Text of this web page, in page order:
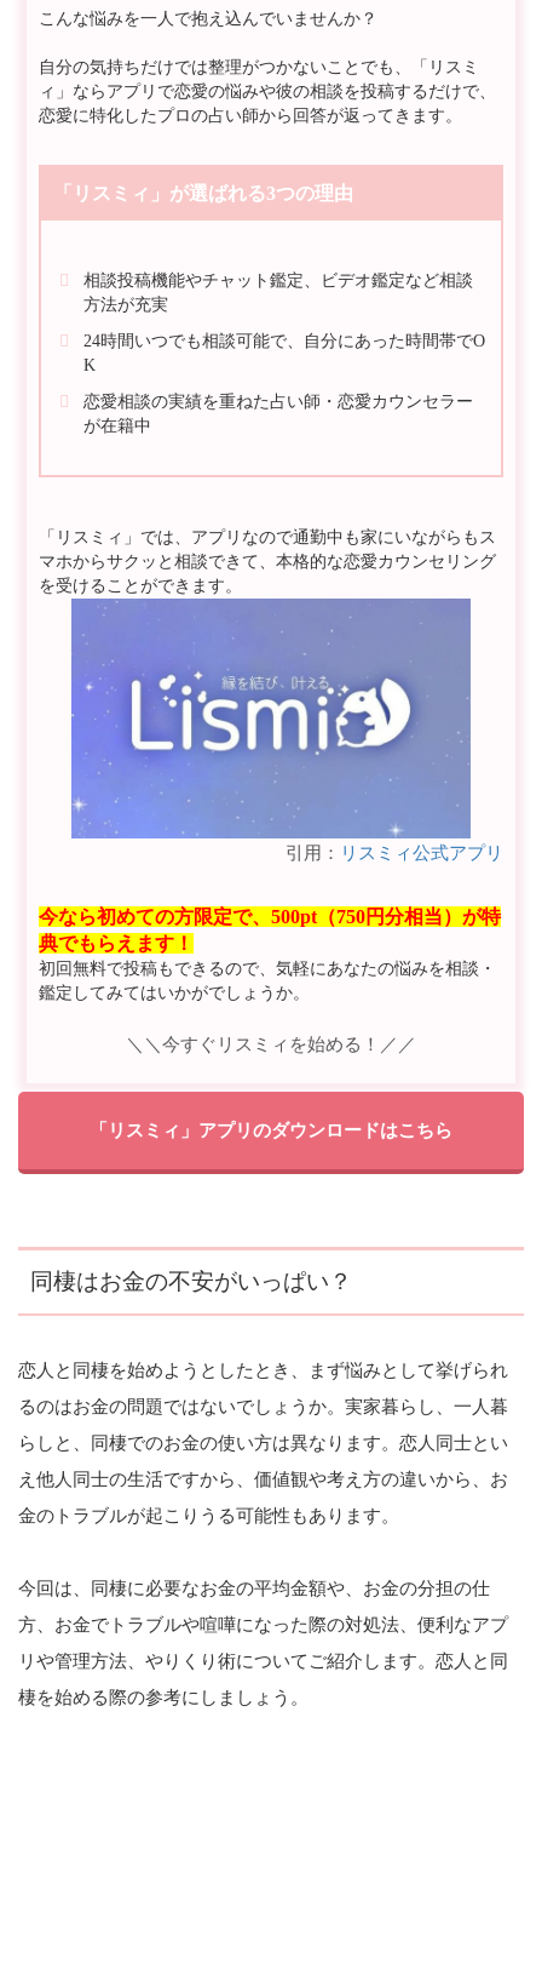
こんな悩みを一人で抱え込んでいませんか？
自分の気持ちだけでは整理がつかないことでも、「リスミ
ィ」ならアプリで恋愛の悩みや彼の相談を投稿するだけで、
恋愛に特化したプロの占い師から回答が返ってきます。
「リスミィ」が選ばれる3つの理由
相談投稿機能やチャット鑑定、ビデオ鑑定など相談
方法が充実
24時間いつでも相談可能で、自分にあった時間帯でO
K
恋愛相談の実績を重ねた占い師・恋愛カウンセラー
が在籍中
「リスミィ」では、アプリなので通勤中も家にいながらもス
マホからサクッと相談できて、本格的な恋愛カウンセリング
を受けることができます。
引用： リスミィ公式アプリ
今なら初めての方限定で、500pt（750円分相当）が特
典でもらえます！
初回無料で投稿もできるので、気軽にあなたの悩みを相談・
鑑定してみてはいかがでしょうか。
＼＼今すぐリスミィを始める！／／
「リスミィ」アプリのダウンロードはこちら
同棲はお金の不安がいっぱい？
恋人と同棲を始めようとしたとき、まず悩みとして挙げられ
るのはお金の問題ではないでしょうか。実家暮らし、一人暮
らしと、同棲でのお金の使い方は異なります。恋人同士とい
え他人同士の生活ですから、価値観や考え方の違いから、お
金のトラブルが起こりうる可能性もあります。
今回は、同棲に必要なお金の平均金額や、お金の分担の仕
方、お金でトラブルや喧嘩になった際の対処法、便利なアプ
リや管理方法、やりくり術についてご紹介します。恋人と同
棲を始める際の参考にしましょう。